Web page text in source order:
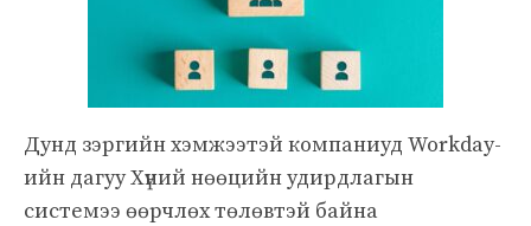
Дунд зэргийн хэмжээтэй компаниуд Workday-
ийн дагуу Хүний нөөцийн удирдлагын
системээ өөрчлөх төлөвтэй байна